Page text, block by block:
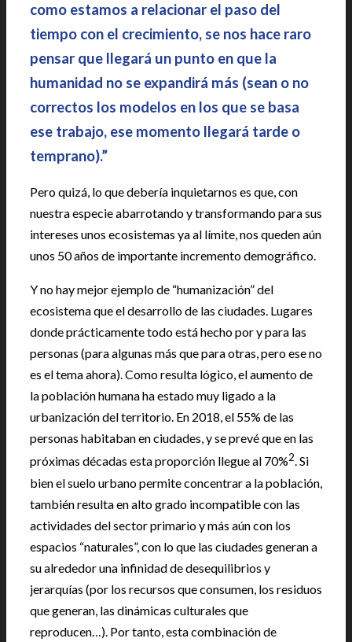
como estamos a relacionar el paso del
tiempo con el crecimiento, se nos hace raro
pensar que llegará un punto en que la
humanidad no se expandirá más (sean o no
correctos los modelos en los que se basa
ese trabajo, ese momento llegará tarde o
temprano).”
Pero quizá, lo que debería inquietarnos es que, con
nuestra especie abarrotando y transformando para sus
intereses unos ecosistemas ya al límite, nos queden aún
unos 50 años de importante incremento demográfico.
Y no hay mejor ejemplo de “humanización” del
ecosistema que el desarrollo de las ciudades. Lugares
donde prácticamente todo está hecho por y para las
personas (para algunas más que para otras, pero ese no
es el tema ahora). Como resulta lógico, el aumento de
la población humana ha estado muy ligado a la
urbanización del territorio. En 2018, el 55% de las
personas habitaban en ciudades, y se prevé que en las
próximas décadas esta proporción llegue al 70%2. Si
bien el suelo urbano permite concentrar a la población,
también resulta en alto grado incompatible con las
actividades del sector primario y más aún con los
espacios “naturales”, con lo que las ciudades generan a
su alrededor una infinidad de desequilibrios y
jerarquías (por los recursos que consumen, los residuos
que generan, las dinámicas culturales que
reproducen…). Por tanto, esta combinación de